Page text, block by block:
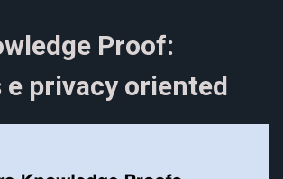
Proof:
privacy oriented